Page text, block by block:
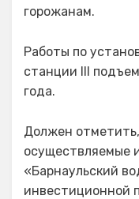
горожанам.
Работы по
станции III
года.
Должен
осуществляемые
«Барнаульский
инвестиционной